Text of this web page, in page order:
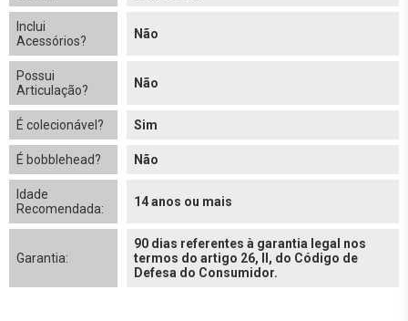
Inclui
Acessórios?
Não
Possui
Articulação?
Não
É colecionável? Sim
É bobblehead? Não
Idade
Recomendada:
14 anos ou mais
Garantia:
90 dias referentes à garantia legal nos
termos do artigo 26, II, do Código de
Defesa do Consumidor.